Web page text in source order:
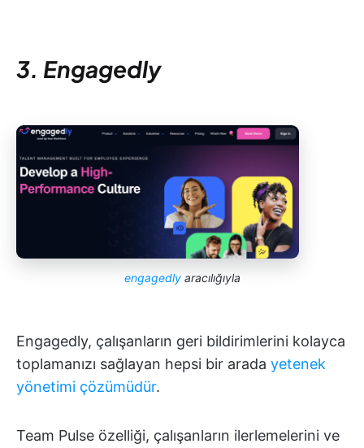
3. Engagedly
engagedlyaracılığıyla
Engagedly, çalışanların geri bildirimlerini kolayca
toplamanızı sağlayan hepsi bir arada yetenek
yönetimi çözümüdür.
Team Pulse özelliği, çalışanların ilerlemelerini ve